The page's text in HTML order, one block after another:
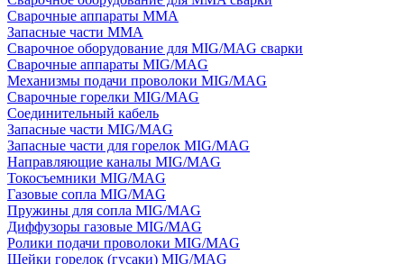
Сварочные аппараты MMA
Запасные части MMA
Сварочное оборудование для MIG/MAG сварки
Сварочные аппараты MIG/MAG
Механизмы подачи проволоки MIG/MAG
Сварочные горелки MIG/MAG
Соединительный кабель
Запасные части MIG/MAG
Запасные части для горелок MIG/MAG
Направляющие каналы MIG/MAG
Токосъемники MIG/MAG
Газовые сопла MIG/MAG
Пружины для сопла MIG/MAG
Диффузоры газовые MIG/MAG
Ролики подачи проволоки MIG/MAG
Шейки горелок (гусаки) MIG/MAG